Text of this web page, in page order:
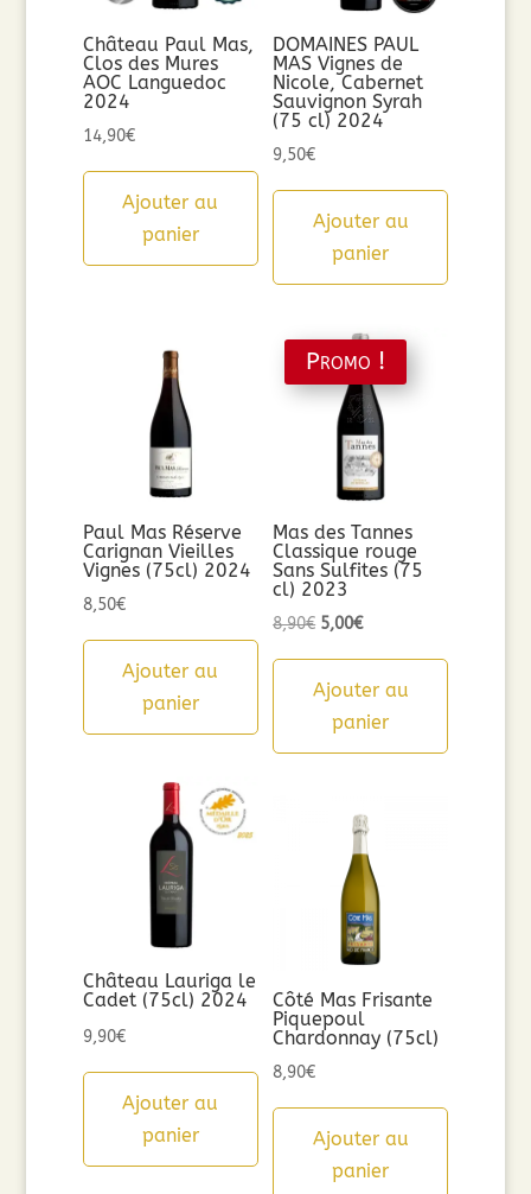
Château Paul Mas,
Clos des Mures
AOC Languedoc
2024
14,90€
Ajouter au
panier
DOMAINES PAUL
MAS Vignes de
Nicole, Cabernet
Sauvignon Syrah
(75 cl) 2024
9,50€
Ajouter au
panier
Paul Mas Réserve
Carignan Vieilles
Vignes (75cl) 2024
8,50€
Ajouter au
panier
Promo !
Mas des Tannes
Classique rouge
Sans Sulfites (75
cl) 2023
8,90€ Le
initial
était :
5,00€Le
actuel
est :
Ajouter au
panier
Château Lauriga le
Cadet (75cl) 2024
9,90€
Ajouter au
panier
Côté Mas Frisante
Piquepoul
Chardonnay (75cl)
8,90€
Ajouter au
panier